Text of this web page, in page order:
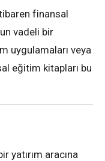
finansal
vadeli bir
uygulamaları veya
eğitim kitapları bu
yatırım aracına